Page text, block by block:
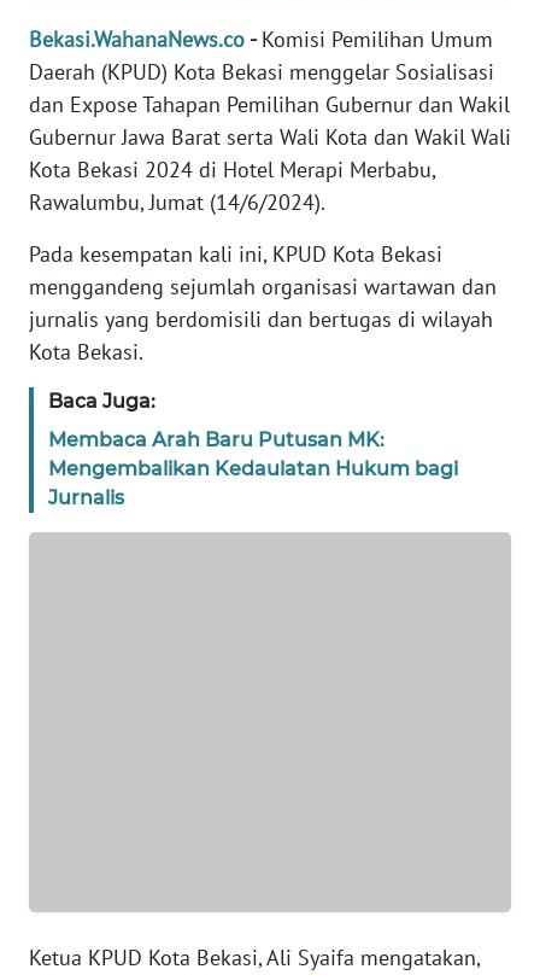
Bekasi.WahanaNews.co -Komisi Pemilihan Umum
Daerah (KPUD) Kota Bekasi menggelar Sosialisasi
dan Expose Tahapan Pemilihan Gubernur dan Wakil
Gubernur Jawa Barat serta Wali Kota dan Wakil Wali
Kota Bekasi 2024 di Hotel Merapi Merbabu,
Rawalumbu, Jumat (14/6/2024).
Pada kesempatan kali ini, KPUD Kota Bekasi
menggandeng sejumlah organisasi wartawan dan
jurnalis yang berdomisili dan bertugas di wilayah
Kota Bekasi.
Baca Juga:
Membaca Arah Baru Putusan MK:
Mengembalikan Kedaulatan Hukum bagi
Jurnalis
Ketua KPUD Kota Bekasi, Ali Syaifa mengatakan,
DISCLAIMER
Wahana
Regional
WN
SUMUT
WN
JAKARTA
WN
JABAR